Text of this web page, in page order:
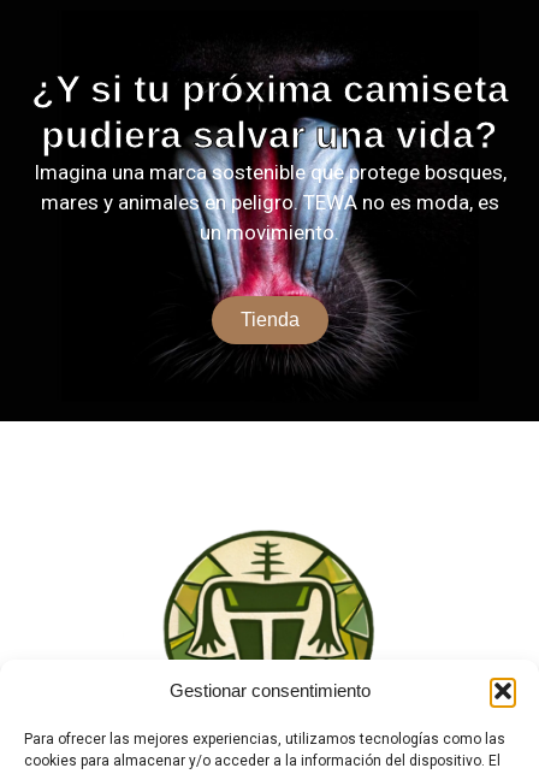
Gestionar consentimiento
Para ofrecer las mejores experiencias, utilizamos tecnologías como las
cookies para almacenar y/o acceder a la información del dispositivo. El
¿Y si tu próxima camiseta
pudiera salvar una vida?
Imagina una marca sostenible que protege bosques,
mares y animales en peligro. TEWA no es moda, es
un movimiento.
Tienda